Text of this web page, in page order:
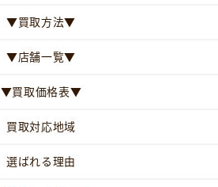
▼買取方法▼
▼店舗一覧▼
▼買取価格表▼
買取対応地域
選ばれる理由